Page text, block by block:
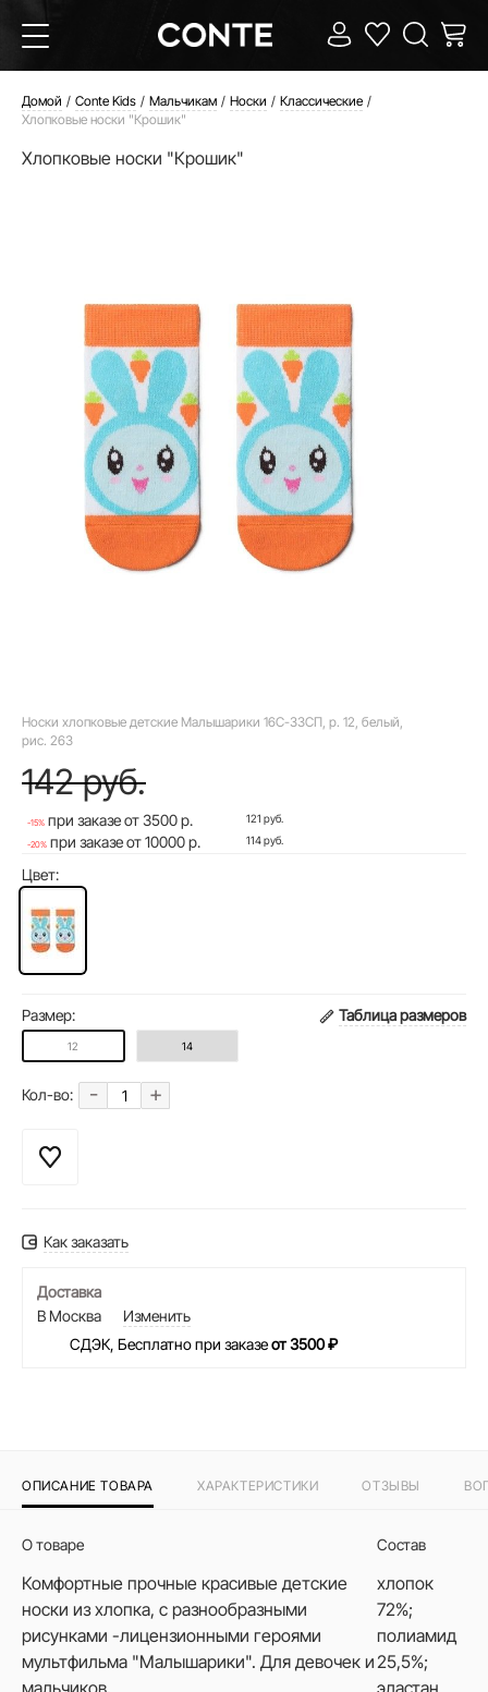
Домой Conte Kids Мальчикам Носки
Классические
Хлопковые носки "Крошик"
Хлопковые носки "Крошик"
Носки хлопковые детские Малышарики 16С-33СП, p. 12, белый,
рис. 263
142 руб.
-15% при заказе от 3500 р. 121 руб.
-20% при заказе от 10000 р. 114 руб.
Цвет:
Размер: Таблица размеров
12 14
Кол-во: - +
Как заказать
Доставка
В Москва
Изменить
СДЭК, Бесплатно при заказеот 3500 ₽
ОПИСАНИЕ ТОВАРА ХАРАКТЕРИСТИКИ ОТЗЫВЫ
О товаре
Комфортные прочные красивые детские
носки из хлопка, с разнообразными
рисунками -лицензионными героями
мультфильма "Малышарики". Для девочек и
мальчиков.
Состав
хлопок
72%;
полиамид
25,5%;
эластан